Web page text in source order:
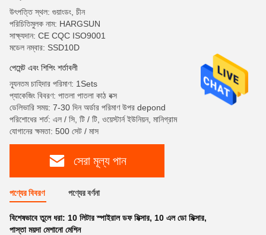
উৎপত্তি স্থল: গুয়াংডং, চীন
পরিচিতিমুলক নাম: HARGSUN
সাক্ষ্যদান: CE CQC ISO9001
মডেল নম্বার: SSD10D
পেমেন্ট এবং শিপিং শর্তাবলী
ন্যূনতম চাহিদার পরিমাণ: 1Sets
প্যাকেজিং বিবরণ: পাতলা পাতলা কাঠ বক্স
ডেলিভারি সময়: 7-30 দিন অর্ডার পরিমাণ উপর depond
পরিশোধের শর্ত: এল / সি, টি / টি, ওয়েস্টার্ন ইউনিয়ন, মানিগ্রাম
যোগানের ক্ষমতা: 500 সেট / মাস
সেরা মূল্য পান
পণ্যের বিবরণ পণ্যের বর্ণনা
বিশেষভাবে তুলে ধরা: 10 লিটার স্পাইরাল ডফ মিক্সার, 10 এল ডো মিক্সার,
পাস্তা ময়দা মেশানো মেশিন